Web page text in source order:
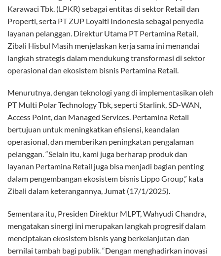
Karawaci Tbk. (LPKR) sebagai entitas di sektor Retail dan
Properti, serta PT ZUP Loyalti Indonesia sebagai penyedia
layanan pelanggan. Direktur Utama PT Pertamina Retail,
Zibali Hisbul Masih menjelaskan kerja sama ini menandai
langkah strategis dalam mendukung transformasi di sektor
operasional dan ekosistem bisnis Pertamina Retail.
Menurutnya, dengan teknologi yang di implementasikan oleh
PT Multi Polar Technology Tbk, seperti Starlink, SD-WAN,
Access Point, dan Managed Services. Pertamina Retail
bertujuan untuk meningkatkan efisiensi, keandalan
operasional, dan memberikan peningkatan pengalaman
pelanggan. “Selain itu, kami juga berharap produk dan
layanan Pertamina Retail juga bisa menjadi bagian penting
dalam pengembangan ekosistem bisnis Lippo Group,” kata
Zibali dalam keterangannya, Jumat (17/1/2025).
Sementara itu, Presiden Direktur MLPT, Wahyudi Chandra,
mengatakan sinergi ini merupakan langkah progresif dalam
menciptakan ekosistem bisnis yang berkelanjutan dan
bernilai tambah bagi publik. “Dengan menghadirkan inovasi